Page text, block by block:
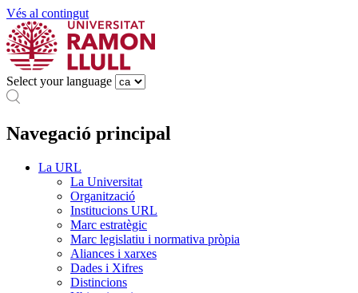
Vés al contingut
Select your language
Navegació principal
La URL
La Universitat
Organització
Institucions URL
Marc estratègic
Marc legislatiu i normativa pròpia
Aliances i xarxes
Dades i Xifres
Distincions